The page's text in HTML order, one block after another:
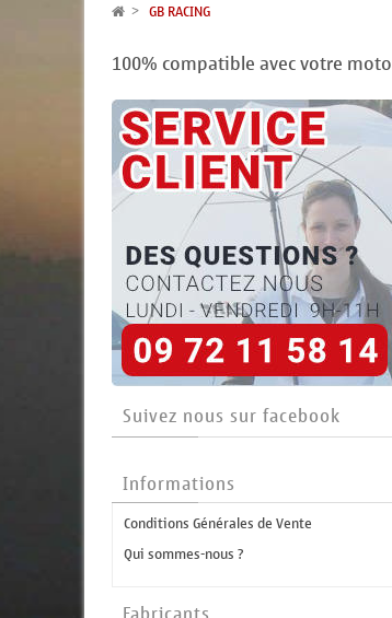
GB RACING
100% compatible avec votre moto
Suivez nous sur facebook
Informations
Conditions Générales de Vente
Qui sommes-nous ?